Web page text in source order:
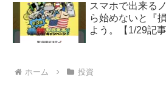
スマホで出来る
ら始めないと『
よう。【1/29記
ホーム 投資